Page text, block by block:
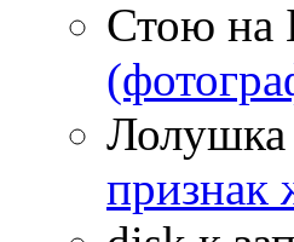
Стою на
Лолушка
признак